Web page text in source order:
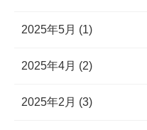
2025年5月 (1)
2025年4月 (2)
2025年2月 (3)